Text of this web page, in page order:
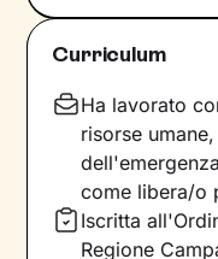
infatti, vengono
riproposte nelle
che in età adulta
automatica - è
cambiamento.
Conoscere noi
ciò che per tanto
Curriculum
Ha lavorato
risorse
come libera/o
Iscritta
Regione